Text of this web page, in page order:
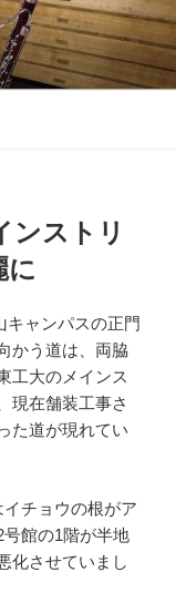
ンストリ
に
キャンパスの正門
かう道は、両脇
工大のメインス
現在舗装工事さ
た道が現れてい
チョウの根がア
館の1階が半地
化させていまし